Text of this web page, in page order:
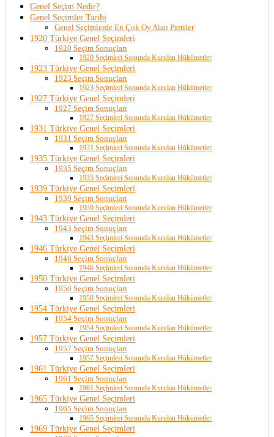
Genel Seçim Nedir?
Genel Seçimler Tarihi
Genel Seçimlerde En Çok Oy Alan Partiler
1920 Türkiye Genel Seçimleri
1920 Seçim Sonuçları
1920 Seçimleri Sonunda Kurulan Hükümetler
1923 Türkiye Genel Seçimleri
1923 Seçim Sonuçları
1923 Seçimleri Sonunda Kurulan Hükümetler
1927 Türkiye Genel Seçimleri
1927 Seçim Sonuçları
1927 Seçimleri Sonunda Kurulan Hükümetler
1931 Türkiye Genel Seçimleri
1931 Seçim Sonuçları
1931 Seçimleri Sonunda Kurulan Hükümetler
1935 Türkiye Genel Seçimleri
1935 Seçim Sonuçları
1935 Seçimleri Sonunda Kurulan Hükümetler
1939 Türkiye Genel Seçimleri
1939 Seçim Sonuçları
1939 Seçimleri Sonunda Kurulan Hükümetler
1943 Türkiye Genel Seçimleri
1943 Seçim Sonuçları
1943 Seçimleri Sonunda Kurulan Hükümetler
1946 Türkiye Genel Seçimleri
1946 Seçim Sonuçları
1946 Seçimleri Sonunda Kurulan Hükümetler
1950 Türkiye Genel Seçimleri
1950 Seçim Sonuçları
1950 Seçimleri Sonunda Kurulan Hükümetler
1954 Türkiye Genel Seçimleri
1954 Seçim Sonuçları
1954 Seçimleri Sonunda Kurulan Hükümetler
1957 Türkiye Genel Seçimleri
1957 Seçim Sonuçları
1957 Seçimleri Sonunda Kurulan Hükümetler
1961 Türkiye Genel Seçimleri
1961 Seçim Sonuçları
1961 Seçimleri Sonunda Kurulan Hükümetler
1965 Türkiye Genel Seçimleri
1965 Seçim Sonuçları
1965 Seçimleri Sonunda Kurulan Hükümetler
1969 Türkiye Genel Seçimleri